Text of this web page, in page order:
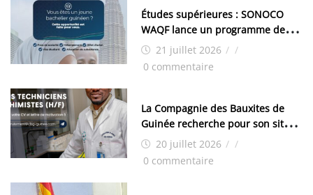
Études supérieures : SONOCO
WAQF lance un programme de
bourses pour la Malaisie
21 juillet 2026 / /
0 commentaire
La Compagnie des Bauxites de
Guinée recherche pour son site
de Kamsar des techniciens
chimistes (H/F)
20 juillet 2026 / /
0 commentaire